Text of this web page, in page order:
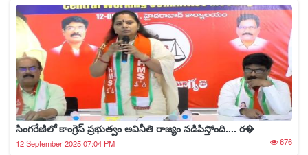
సింగరేణిలో కాంగ్రెస్ ప్రభుత్వం అవినీతి రాజ్యం నడిపిస్తోంది.... ర�
12 September 2025 07:04 PM 676